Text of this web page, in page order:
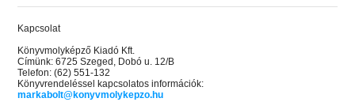
Kapcsolat
Könyvmolyképző Kiadó Kft.
Címünk: 6725 Szeged, Dobó u. 12/B
Telefon: (62) 551-132
Könyvrendeléssel kapcsolatos információk:
markabolt@konyvmolykepzo.hu